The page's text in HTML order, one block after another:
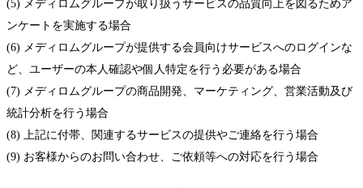
(5) メディロムグループが取り扱うサービスの品質向上を図るためア
ンケートを実施する場合
(6) メディロムグループが提供する会員向けサービスへのログインな
ど、ユーザーの本人確認や個人特定を行う必要がある場合
(7) メディロムグループの商品開発、マーケティング、営業活動及び
統計分析を行う場合
(8) 上記に付帯、関連するサービスの提供やご連絡を行う場合
(9) お客様からのお問い合わせ、ご依頼等への対応を行う場合